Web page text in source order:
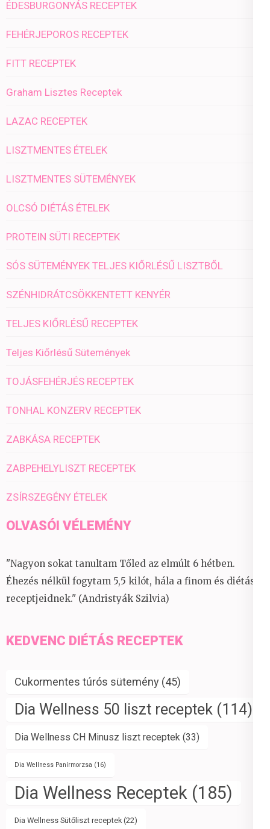
ÉDESBURGONYÁS RECEPTEK
FEHÉRJEPOROS RECEPTEK
FITT RECEPTEK
Graham Lisztes Receptek
LAZAC RECEPTEK
LISZTMENTES ÉTELEK
LISZTMENTES SÜTEMÉNYEK
OLCSÓ DIÉTÁS ÉTELEK
PROTEIN SÜTI RECEPTEK
SÓS SÜTEMÉNYEK TELJES KIŐRLÉSŰ LISZTBŐL
SZÉNHIDRÁTCSÖKKENTETT KENYÉR
TELJES KIŐRLÉSŰ RECEPTEK
Teljes Kiőrlésű Sütemények
TOJÁSFEHÉRJÉS RECEPTEK
TONHAL KONZERV RECEPTEK
ZABKÁSA RECEPTEK
ZABPEHELYLISZT RECEPTEK
ZSÍRSZEGÉNY ÉTELEK
OLVASÓI VÉLEMÉNY
"Nagyon sokat tanultam Tőled az elmúlt 6 hétben.
Éhezés nélkül fogytam 5,5 kilót, hála a finom és diétás
receptjeidnek." (Andristyák Szilvia)
KEDVENC DIÉTÁS RECEPTEK
Cukormentes túrós sütemény (45)
Dia Wellness 50 liszt receptek (114)
Dia Wellness CH Minusz liszt receptek (33)
Dia Wellness Panírmorzsa (16)
Dia Wellness Receptek (185)
Dia Wellness Sütőliszt receptek(22)